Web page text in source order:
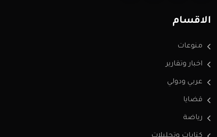
الاقسام
منوعات
اخبار وتقارير
عربي ودولي
قضايا
رياضة